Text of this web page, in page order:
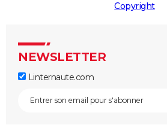
Copyright
NEWSLETTER
Linternaute.com